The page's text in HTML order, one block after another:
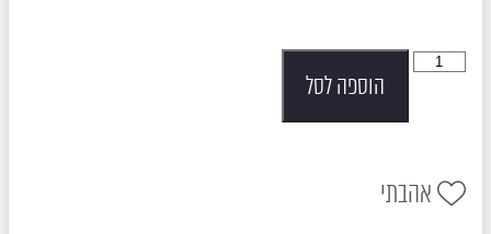
הוספה לסל
אהבתי